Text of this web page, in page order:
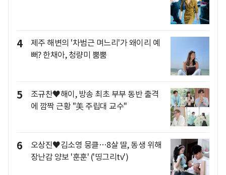
4
제주 해변의 '차범근 며느리'가 왜이리 예
뻐? 한채아, 청량미 뿜뿜
5
조규찬♥해이, 방송 최초 부부 동반 출격
에 깜짝 근황 "美 주립대 교수"
6
오상진♥김소영 뭉클…8살 딸, 동생 위해
장난감 양보 '훈훈' ('띵그리tv')